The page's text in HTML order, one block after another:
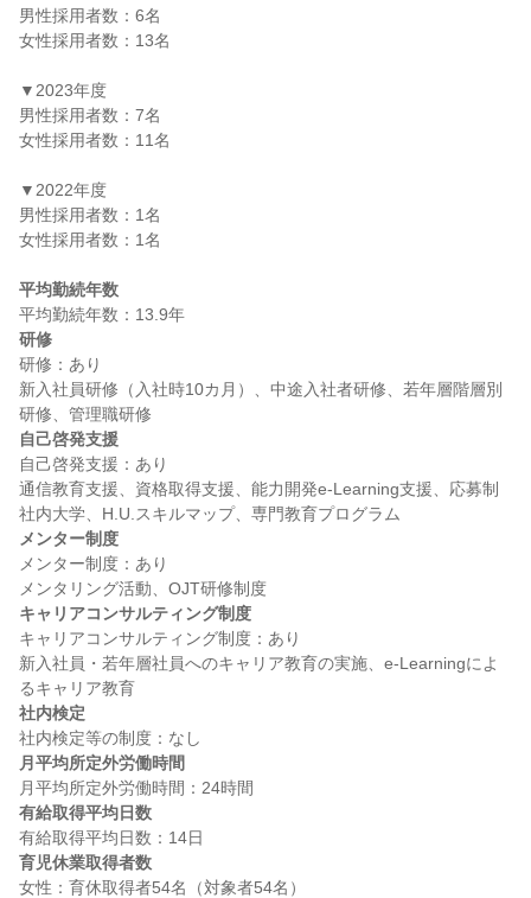
男性採用者数：6名
女性採用者数：13名
▼2023年度
男性採用者数：7名
女性採用者数：11名
▼2022年度
男性採用者数：1名
女性採用者数：1名
平均勤続年数
研修
研修：あり
新入社員研修（入社時10カ月）、中途入社者研修、若年層階層別
自己啓発支援
自己啓発支援：あり
通信教育支援、資格取得支援、能力開発e-Learning支援、応募制
メンター制度
メンター制度：あり
キャリアコンサルティング制度
キャリアコンサルティング制度：あり
新入社員・若年層社員へのキャリア教育の実施、e-Learningによ
社内検定
月平均所定外労働時間
有給取得平均日数
育児休業取得者数
女性：育休取得者54名（対象者54名）